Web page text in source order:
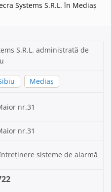
Systems S.R.L. în Mediaş
S.R.L. administrată de
Mediaş
nr.31
nr.31
sisteme de alarmă